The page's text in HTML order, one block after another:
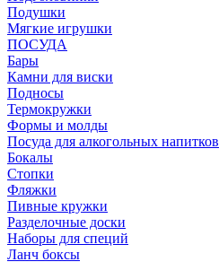
Подушки
Мягкие игрушки
ПОСУДА
Бары
Камни для виски
Подносы
Термокружки
Формы и молды
Посуда для алкогольных напитков
Бокалы
Стопки
Фляжки
Пивные кружки
Разделочные доски
Наборы для специй
Ланч боксы